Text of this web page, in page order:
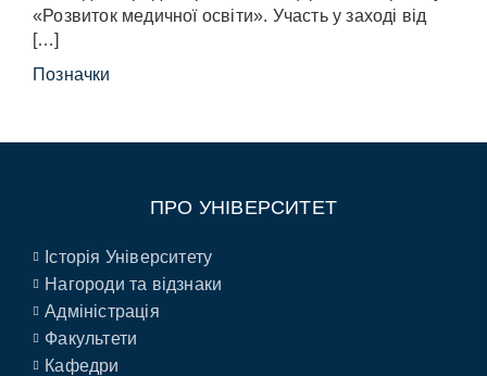
«Розвиток медичної освіти». Участь у заході від
[…]
Позначки
ПРО УНІВЕРСИТЕТ
Історія Університету
Нагороди та відзнаки
Адміністрація
Факультети
Кафедри